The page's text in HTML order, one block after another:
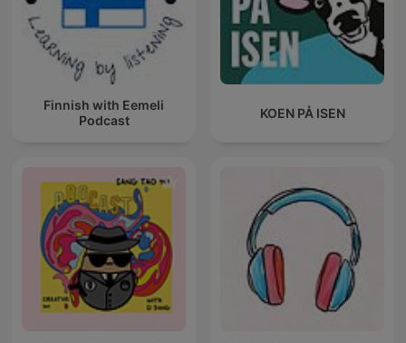
Finnish with Eemeli
Podcast
KOEN PÅ ISEN